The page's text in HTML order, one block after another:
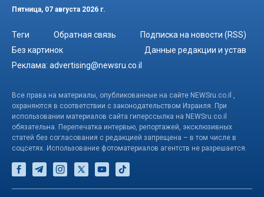
Пятница, 07 августа 2026 г.
Теги Обратная связь
Подписка на новости (RSS)
Без картинок
Данные редакции и устав
Реклама: advertising@newsru.co.il
Все права на материалы, опубликованные на сайте NEWSru.co.il ,
охраняются в соответствии с законодательством Израиля. При
использовании материалов сайта гиперссылка на NEWSru.co.il
обязательна. Перепечатка интервью, репортажей, эксклюзивных
статей без согласования с редакцией запрещена – в том числе в
соцсетях. Использование фотоматериалов агентств не разрешается.